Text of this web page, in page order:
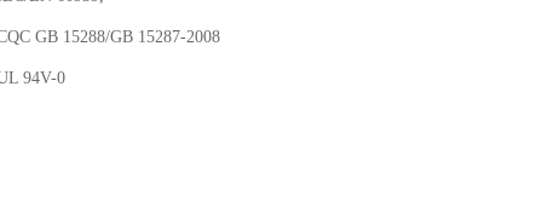
GB 15288/GB 15287-2008
94V-0